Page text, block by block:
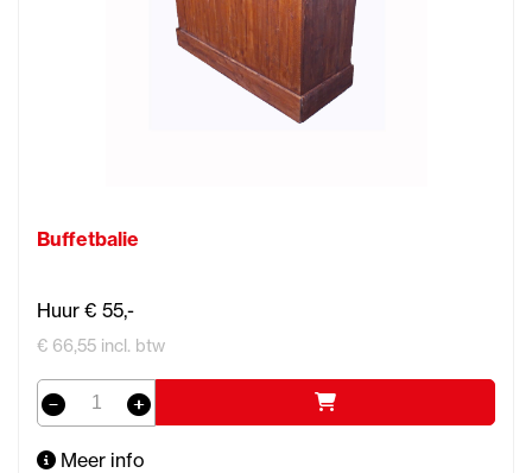
Buffetbalie
Huur € 55,-
€ 66,55 incl. btw
Meer info